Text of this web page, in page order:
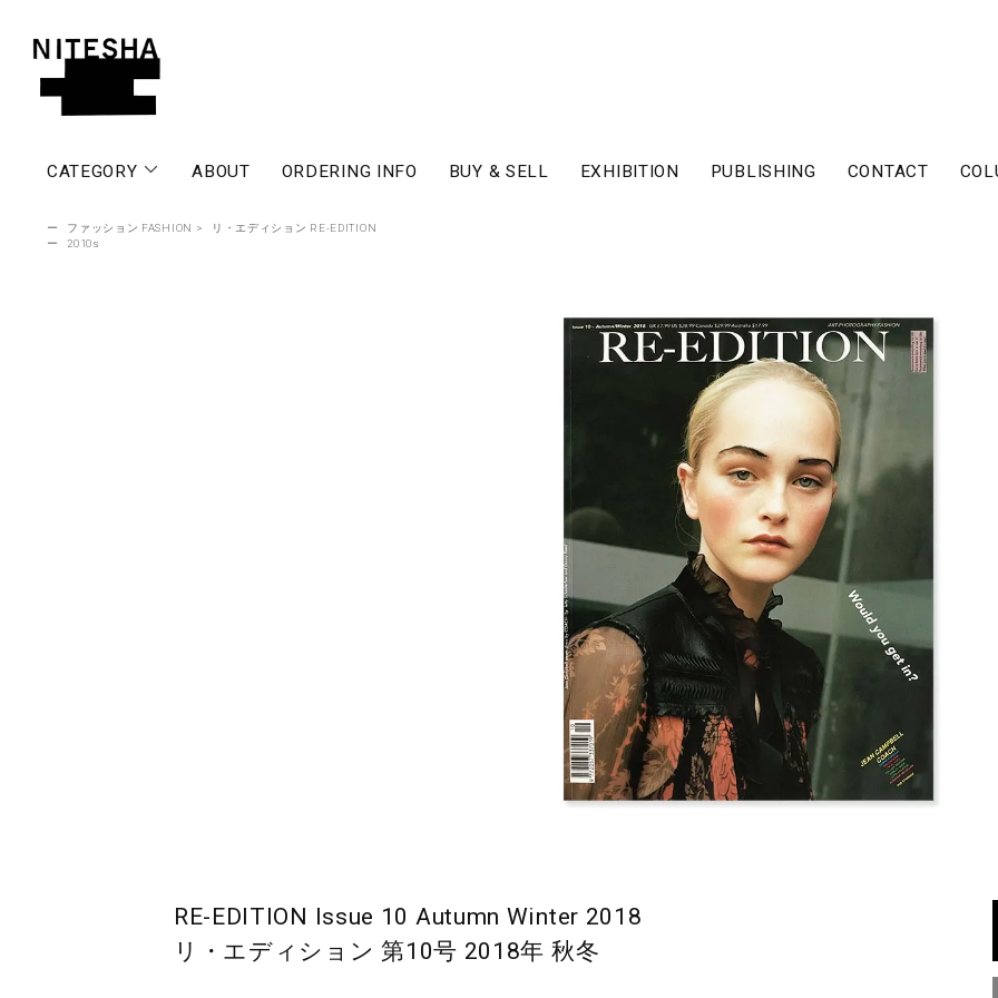
CATEGORY ABOUT ORDERING INFO BUY & SELL EXHIBITION PUBLISHING CONTACT
ー ファッション FASHION >
リ・エディション RE-EDITION
ー
2010s
RE-EDITION Issue 10 Autumn Winter 2018
リ・エディション 第10号 2018年 秋冬